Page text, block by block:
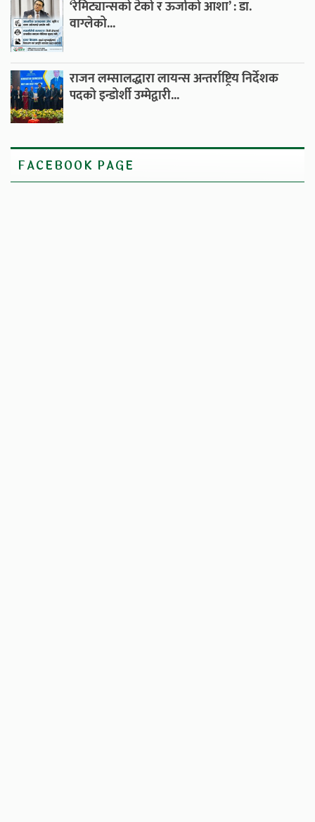
‘रेमिट्यान्सको टेको र ऊर्जाको आशा’ : डा.
वाग्लेको...
राजन लम्सालद्धारा लायन्स अन्तर्राष्ट्रिय निर्देशक
पदको इन्डोर्शी उम्मेद्वारी...
FACEBOOK PAGE